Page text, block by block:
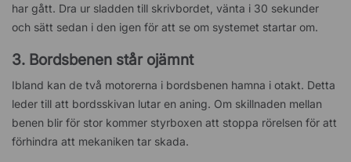
har gått. Dra ur sladden till skrivbordet, vänta i 30 sekunder
och sätt sedan i den igen för att se om systemet startar om.
3. Bordsbenen står ojämnt
Ibland kan de två motorerna i bordsbenen hamna i otakt. Detta
leder till att bordsskivan lutar en aning. Om skillnaden mellan
benen blir för stor kommer styrboxen att stoppa rörelsen för att
förhindra att mekaniken tar skada.